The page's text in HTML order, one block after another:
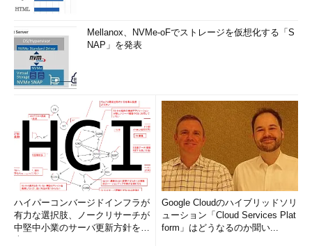
Mellanox、NVMe-oFでストレージを仮想化する「S
NAP」を発表
ハイパーコンバージドインフラが
有力な選択肢、ノークリサーチが
中堅中小業のサーバ更新方針を調
Google Cloudのハイブリッドソリ
ューション「Cloud Services Plat
form」はどうなるのか聞い...